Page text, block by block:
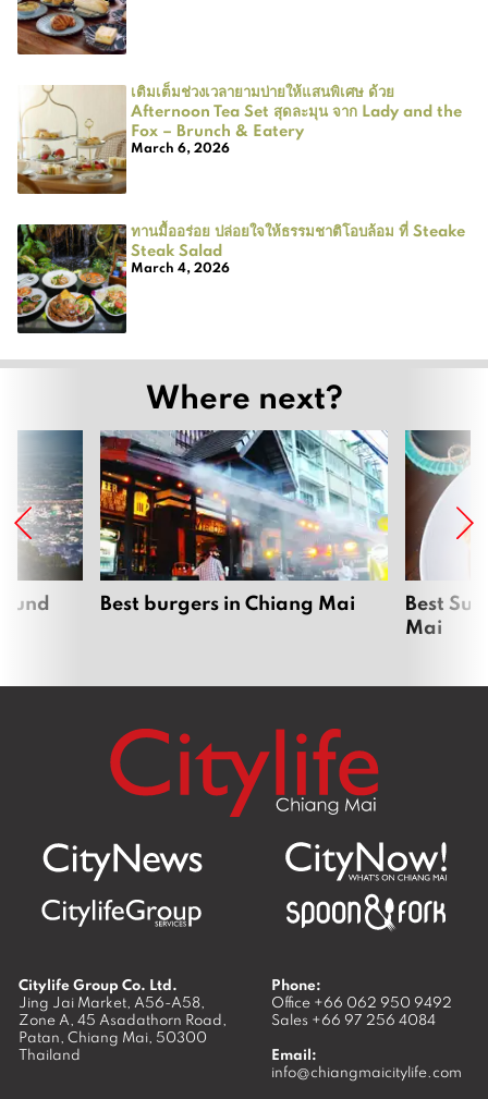
เติมเต็มช่วงเวลายามบ่ายให้แสนพิเศษ ด้วย
Afternoon Tea Set สุดละมุน จาก Lady and the
Fox – Brunch & Eatery
March 6, 2026
ทานมื้ออร่อย ปล่อยใจให้ธรรมชาติโอบล้อม ที่ Steake
Steak Salad
March 4, 2026
Where next?
Best burgers in Chiang Mai
Best
Mai
Citylife Group Co. Ltd.
Jing Jai Market, A56-A58,
Zone A, 45 Asadathorn Road,
Patan, Chiang Mai, 50300
Thailand
Phone:
Office +66 062 950 9492
Sales +66 97 256 4084
Email:
info@chiangmaicitylife.com